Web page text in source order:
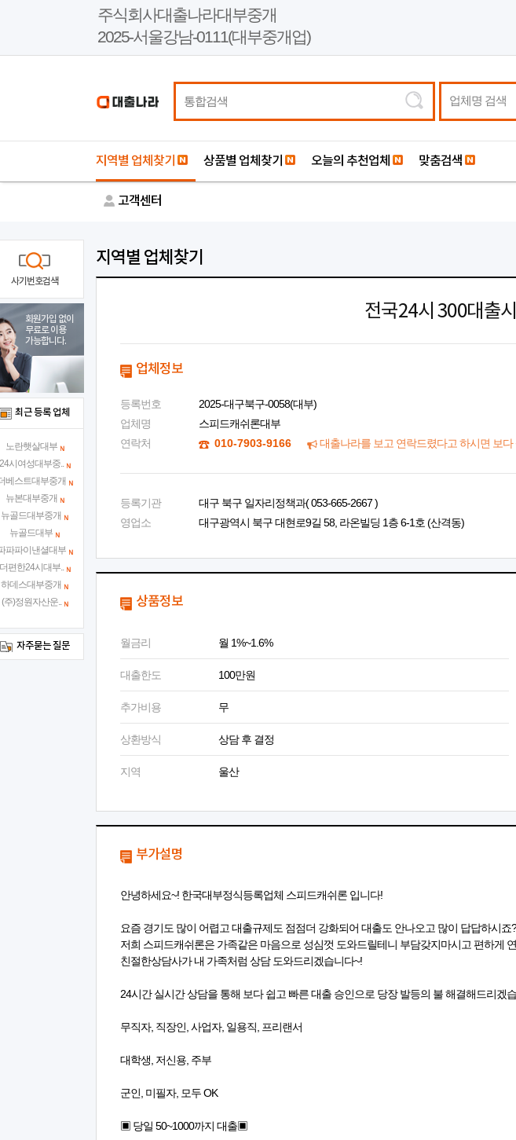
주식회사대출나라대부중개
2025-서울강남-0111(대부중개업)
업체명 검색
지역별 업체찾기 상품별 업체찾기 오늘의 추천업체 맞춤검색
고객센터
지역별 업체찾기
전국24시 300대출
업체정보
등록번호
2025-대구북구-0058(대부)
업체명
스피드캐쉬론대부
연락처
010-7903-9166 대출나라를 보고 연락드렸다고 하시면 보다
등록기관
대구 북구 일자리정책과( 053-665-2667 )
영업소
대구광역시 북구 대현로9길 58, 라온빌딩 1층 6-1호 (산격동)
상품정보
월금리 월 1%~1.6%
대출한도 100만원
추가비용 무
상환방식 상담 후 결정
지역 울산
부가설명
안녕하세요~! 한국대부정식등록업체 스피드캐쉬론 입니다!
요즘 경기도 많이 어렵고 대출규제도 점점더 강화되어 대출도 안나오고 많이 답답하시죠?
저희 스피드캐쉬론은 가족같은 마음으로 성심껏 도와드릴테니 부담갖지마시고 편하게
친절한상담사가 내 가족처럼 상담 도와드리겠습니다~!
24시간 실시간 상담을 통해 보다 쉽고 빠른 대출 승인으로 당장 발등의 불 해결해드리겠
무직자, 직장인, 사업자, 일용직, 프리랜서
대학생, 저신용, 주부
군인, 미필자, 모두 OK
▣ 당일 50~1000까지 대출▣
사기번호검색
회원가입 없이
무료로 이용
가능합니다.
최근 등록 업체
노란햇살대부
시여성대부중..
베스트대부중개
뉴본대부중개
뉴골드대부중개
뉴골드대부
파파이낸셜대부
편한24시대부..
하데스대부중개
(주)정원자산운..
자주묻는 질문